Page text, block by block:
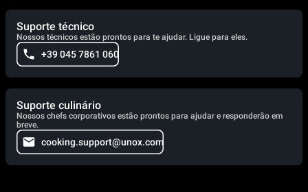
Suporte técnico
Nossos técnicos estão prontos para te ajudar. Ligue para eles.
+39 045 7861 060
Suporte culinário
Nossos chefs corporativos estão prontos para ajudar e responderão em
breve.
cooking.support@unox.com